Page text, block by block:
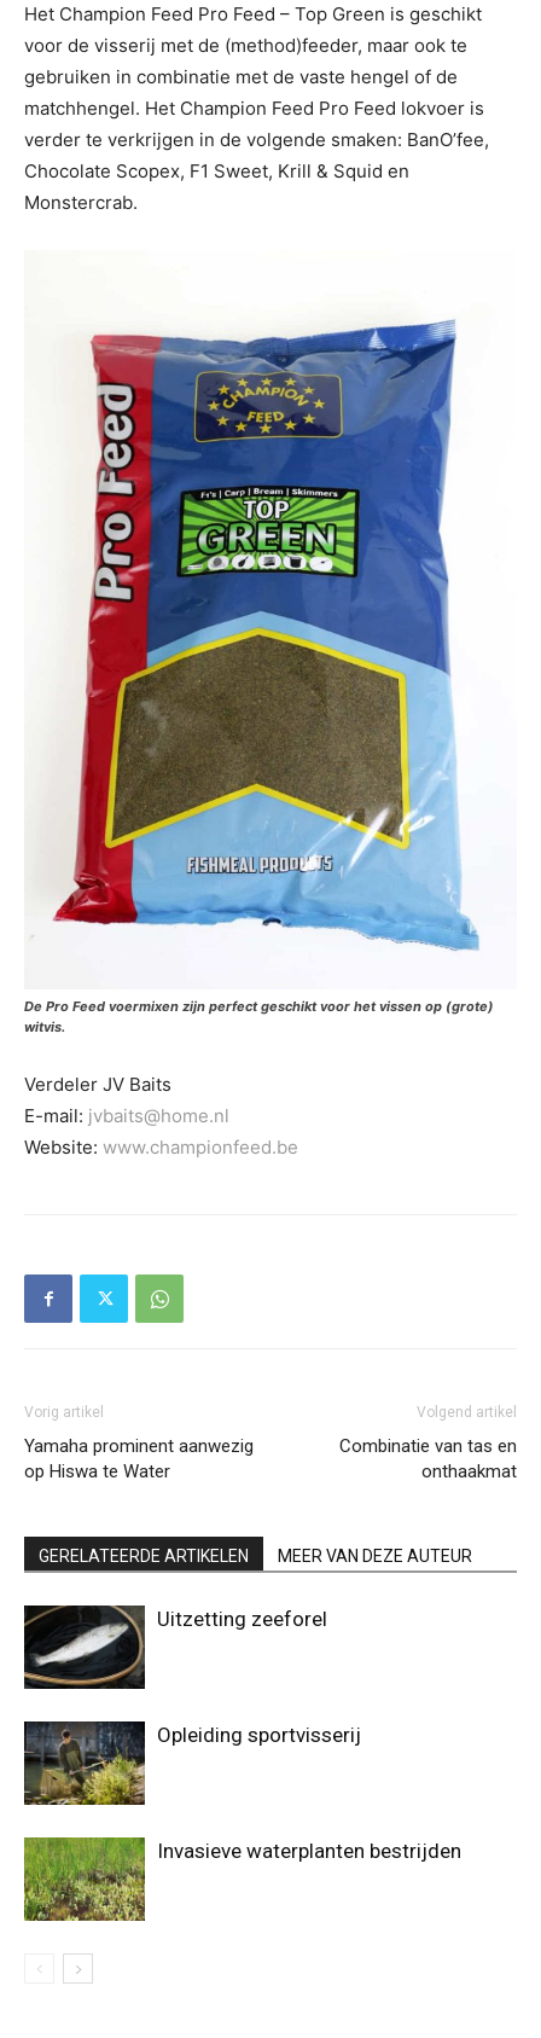
Het Champion Feed Pro Feed – Top Green is geschikt
voor de visserij met de (method)feeder, maar ook te
gebruiken in combinatie met de vaste hengel of de
matchhengel. Het Champion Feed Pro Feed lokvoer is
verder te verkrijgen in de volgende smaken: BanO’fee,
Chocolate Scopex, F1 Sweet, Krill & Squid en
Monstercrab.
De Pro Feed voermixen zijn perfect geschikt voor het vissen op (grote)
witvis.
Verdeler JV Baits
E-mail: jvbaits@home.nl
Website: www.championfeed.be
Vorig artikel
Yamaha prominent aanwezig
op Hiswa te Water
Volgend artikel
Combinatie van tas en
onthaakmat
GERELATEERDE ARTIKELEN MEER VAN DEZE AUTEUR
Uitzetting zeeforel
Opleiding sportvisserij
Invasieve waterplanten bestrijden